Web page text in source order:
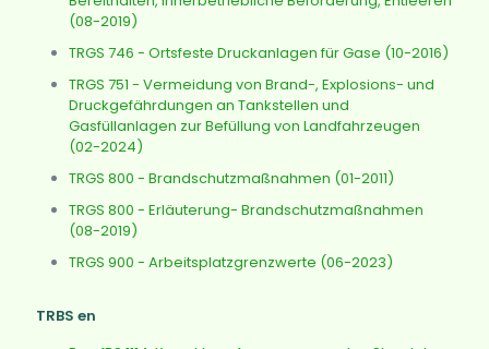
(08-2019)
TRGS 746 - Ortsfeste Druckanlagen für Gase (10-2016)
TRGS 751 - Vermeidung von Brand-, Explosions- und
Druckgefährdungen an Tankstellen und
Gasfüllanlagen zur Befüllung von Landfahrzeugen
(02-2024)
TRGS 800 - Brandschutzmaßnahmen (01-2011)
TRGS 800 - Erläuterung- Brandschutzmaßnahmen
(08-2019)
TRGS 900 - Arbeitsplatzgrenzwerte (06-2023)
TRBS en